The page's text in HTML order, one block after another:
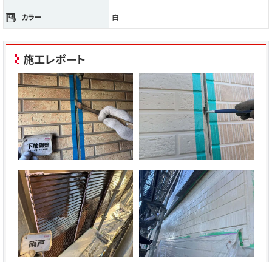
カラー 白
施工レポート